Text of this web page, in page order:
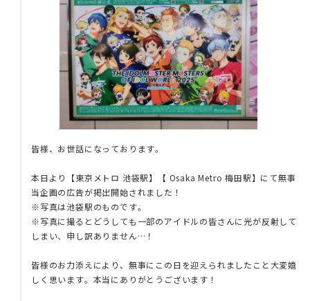
皆様、お世話になっております。
本日より【東京メトロ 池袋駅】【 Osaka Metro 梅田駅】にて無事
当企画の広告が掲出開始されました！
※写真は池袋駅のものです。
※写真に撮るとどうしても一部のアイドルの皆さんに光が反射して
しまい、申し訳ありません…！
皆様のお力添えにより、無事にこの日を迎えられましたこと大変嬉
しく思います。本当にありがとうございます！